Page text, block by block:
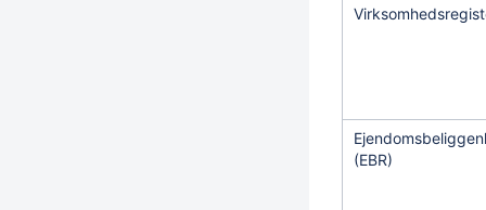
(EBR)